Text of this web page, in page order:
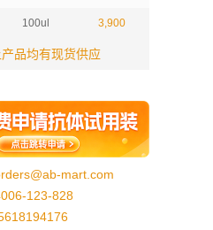
100ul 3,900
品均有现货供应
mart.com
123-828